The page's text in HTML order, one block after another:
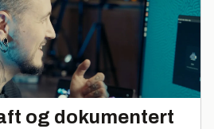
og dokumentert